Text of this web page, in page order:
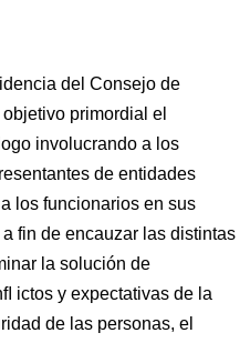
del Consejo de
primordial el
involucrando a los
de entidades
los funcionarios en sus
fin de encauzar las distintas
la solución de
ictos y expectativas de la
de las personas, el